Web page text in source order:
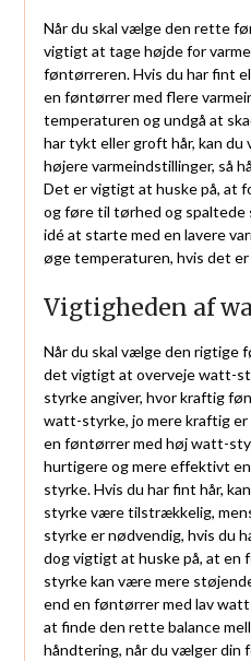
Når du skal vælge den rette
vigtigt at tage højde for
føntørreren. Hvis du har fint
en føntørrer med flere
temperaturen og undgå at
har tykt eller groft hår, kan
højere varmeindstillinger, så
Det er vigtigt at huske på, at
og føre til tørhed og spaltede
idé at starte med en lavere
øge temperaturen, hvis det
Vigtigheden af
Når du skal vælge den rigtige
det vigtigt at overveje watt-
styrke angiver, hvor kraftig
watt-styrke, jo mere kraftig
en føntørrer med høj watt-
hurtigere og mere effektivt
styrke. Hvis du har fint hår,
styrke være tilstrækkelig,
styrke er nødvendig, hvis du
dog vigtigt at huske på, at
styrke kan være mere
end en føntørrer med lav
at finde den rette balance
håndtering, når du vælger din